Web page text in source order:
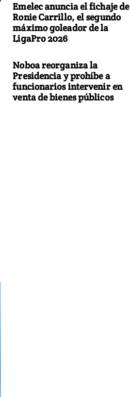
Emelec anuncia el fichaje de
Ronie Carrillo, el segundo
máximo goleador de la
LigaPro 2026
Noboa reorganiza la
Presidencia y prohíbe a
funcionarios intervenir en
venta de bienes públicos